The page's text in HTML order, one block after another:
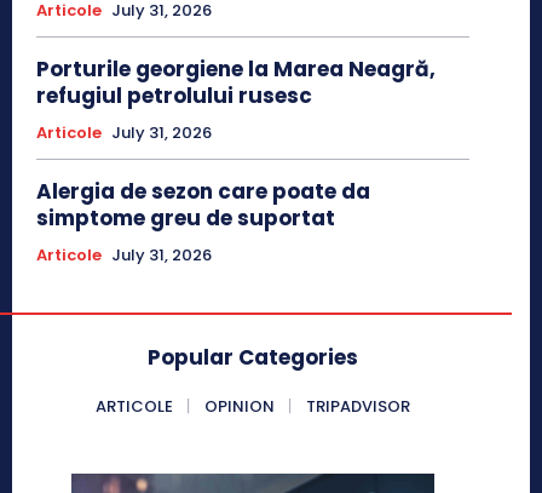
Articole July 31, 2026
Porturile georgiene la Marea Neagră,
refugiul petrolului rusesc
Articole July 31, 2026
Alergia de sezon care poate da
simptome greu de suportat
Articole July 31, 2026
Popular Categories
ARTICOLE OPINION TRIPADVISOR